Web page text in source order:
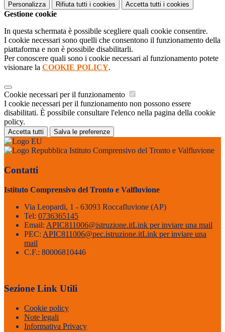
Personalizza Rifiuta tutti i cookies Accetta tutti i cookies
Gestione cookie
In questa schermata è possibile scegliere quali cookie consentire.
I cookie necessari sono quelli che consentono il funzionamento della
piattaforma e non è possibile disabilitarli.
Per conoscere quali sono i cookie necessari al funzionamento potete
visionare la COOKIE POLICY.
Cookie necessari per il funzionamento
I cookie necessari per il funzionamento non possono essere
disabilitati. È possibile consultare l'elenco nella pagina della cookie
policy.
Accetta tutti Salva le preferenze
Istituto Comprensivo del Tronto e Valfluvione
Contatti
Istituto Comprensivo del Tronto e Valfluvione
Via Leopardi, 1 - 63093 Roccafluvione (AP)
Tel: 0736365145
Email: APIC811006@istruzione.itLink per inviare una mail
PEC: APIC811006@pec.istruzione.itLink per inviare una
mail
C.F.: 80006810446
Sezione Link Utili
Cookie policy
Note legali
Informativa Privacy